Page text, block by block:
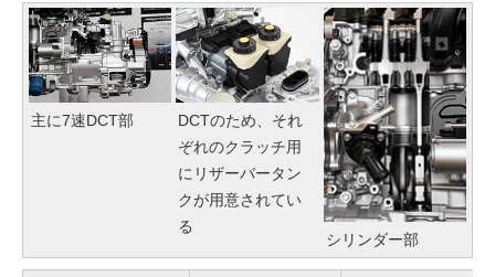
主に7速DCT部
DCTのため、それ
ぞれのクラッチ用
にリザーバータン
クが用意されてい
る
シリンダー部